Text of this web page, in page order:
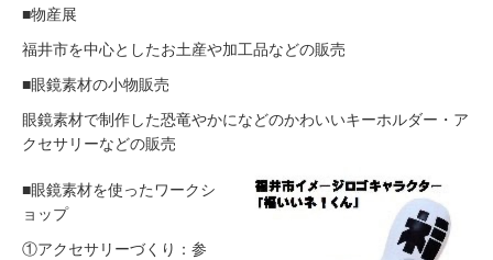
■物産展
福井市を中心としたお土産や加工品などの販売
■眼鏡素材の小物販売
眼鏡素材で制作した恐竜やかになどのかわいいキーホルダー・ア
クセサリーなどの販売
■眼鏡素材を使ったワークシ
ョップ
①アクセサリーづくり：参